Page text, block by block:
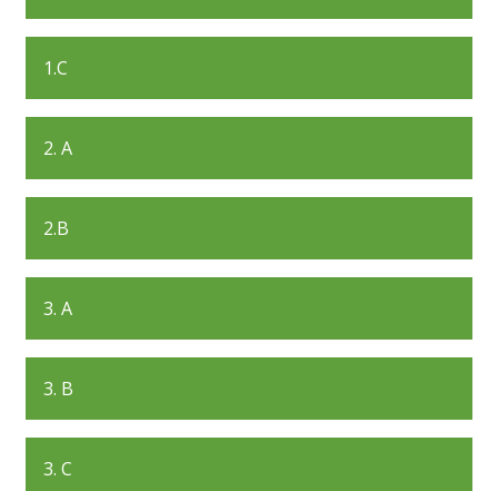
1.C
2. A
2.B
3. A
3. B
3. C